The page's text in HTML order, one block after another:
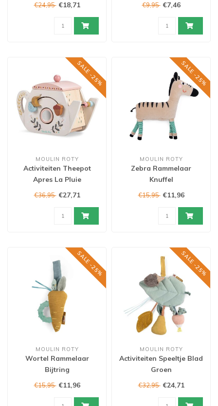
€24,95 €18,71 €9,95 €7,46
SALE -25%
MOULIN ROTY
Activiteiten Theepot
Apres La Pluie
€36,95 €27,71
SALE -25%
MOULIN ROTY
Zebra Rammelaar
Knuffel
€15,95 €11,96
SALE -25%
MOULIN ROTY
Wortel Rammelaar
Bijtring
€15,95 €11,96
SALE -25%
MOULIN ROTY
Activiteiten Speeltje Blad
Groen
€32,95 €24,71